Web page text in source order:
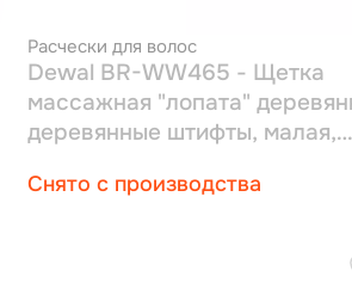
Расчески для волос
Dewal BR-WW465 - Щетка
массажная "лопата"
деревянные штифты, малая,
Снято с производства